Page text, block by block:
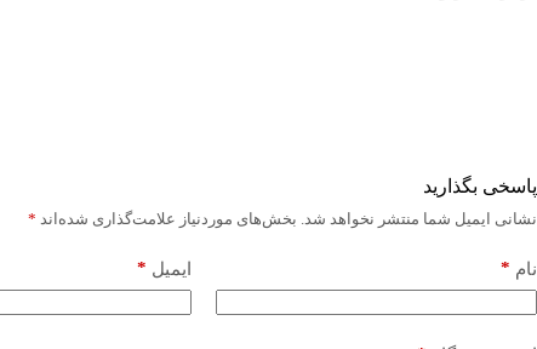
پاسخی بگذارید
نشانی ایمیل شما منتشر نخواهد شد. بخش‌های موردنیاز علامت‌گذاری شده‌اند *
نام * ایمیل *